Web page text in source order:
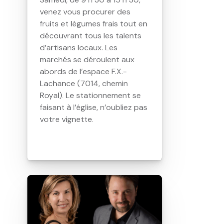
venez vous procurer des
fruits et légumes frais tout en
découvrant tous les talents
d’artisans locaux. Les
marchés se déroulent aux
abords de l’espace F.X.-
Lachance (7014, chemin
Royal). Le stationnement se
faisant à l’église, n’oubliez pas
votre vignette.